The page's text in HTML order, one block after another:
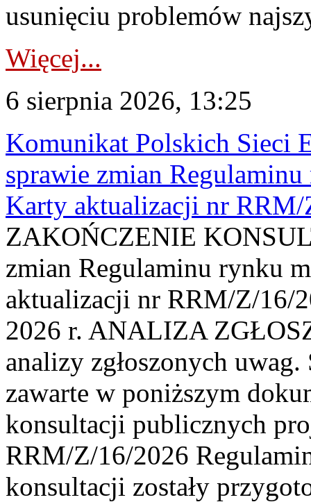
usunięciu problemów
Więcej...
6 sierpnia 2026, 13:25
Komunikat Polskich Sieci
sprawie zmian
Karty aktualizacji nr
ZAKOŃCZENIE
zmian Regulaminu rynku
aktualizacji nr RRM/Z/16/
2026 r. ANALIZA
analizy zgłoszonych
zawarte w poniższym
konsultacji publicznych
RRM/Z/16/2026
konsultacji zostały